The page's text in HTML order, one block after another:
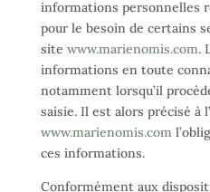
informations personnelles
pour le besoin de certains
site www.marienomis.com.
informations en toute
notamment lorsqu’il
saisie. Il est alors précisé à
www.marienomis.com
ces informations.
Conformément aux